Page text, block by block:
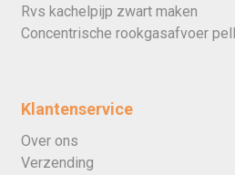
Rvs kachelpijp zwart maken
Concentrische rookgasafvoer
Klantenservice
Over ons
Verzending